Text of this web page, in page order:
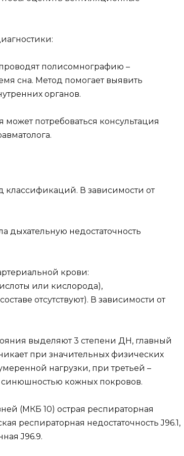
полисомнографию –
сна. Метод помогает выявить
органов.
потребоваться консультация
классификаций. В зависимости от
дыхательную недостаточность
крови:
или кислорода),
отсутствуют). В зависимости от
выделяют 3 степени ДH, главный
при значительных физических
нагрузки, при третьей –
синюшностью кожных покровов.
(МКБ 10) острая респираторная
респираторная недостаточность J96.1,
J96.9.